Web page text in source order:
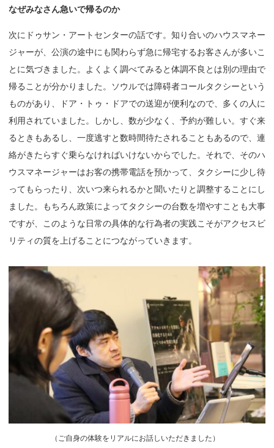
なぜみなさん急いで帰るのか
次にドゥサン・アートセンターの話です。知り合いのハウスマネー
ジャーが、公演の途中にも関わらず急に帰宅するお客さんが多いこ
とに気づきました。よくよく調べてみると体調不良とは別の理由で
帰ることが分かりました。ソウルでは障碍者コールタクシーという
ものがあり、ドア・トゥ・ドアでの送迎が便利なので、多くの人に
利用されていました。しかし、数が少なく、予約が難しい。すぐ来
るときもあるし、一度逃すと数時間待たされることもあるので、連
絡がきたらすぐ乗らなければいけないからでした。それで、そのハ
ウスマネージャーはお客の携帯電話を預かって、タクシーに少し待
ってもらったり、次いつ来られるかと聞いたりと調整することにし
ました。もちろん政策によってタクシーの台数を増やすことも大事
ですが、このような日常の具体的な行為者の実践こそがアクセスビ
リティの質を上げることにつながっていきます。
（ ご自身の体験をリアルにお話しいただきました）